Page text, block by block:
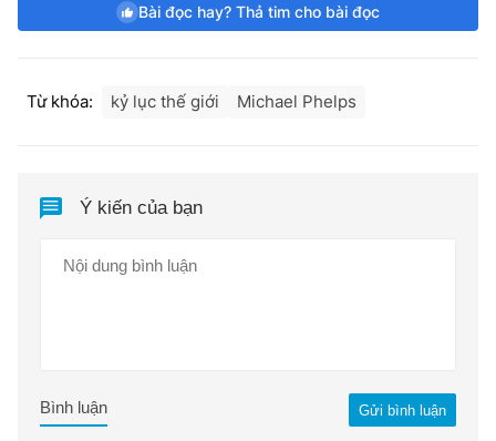
Bài đọc hay? Thả tim cho bài đọc
Từ khóa: kỷ lục thế giới Michael Phelps
Ý kiến của bạn
Gửi bình luận
Bình luận